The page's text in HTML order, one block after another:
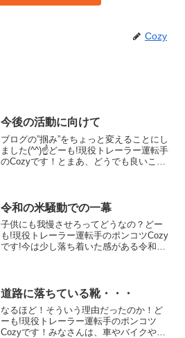
Cozy
今後の活動に向けて
ブログの”掴み”をちょっと変えることにし
ました(^^)☝どーも!現役トレーラー運転手
のCozyです！とまあ、どうでも良いこと
令和の米騒動での一幕
子供にも我慢させろってどうなの？どー
も!現役トレーラー運転手のポンコツCozy
です!今は少し落ち着いた感がある令和の
とし、そ...
道路に落ちている靴・・・
なるほど！そういう理由だったのか！ど
ーも!現役トレーラー運転手のポンコツ
Cozyです！みなさんは、車やバイクや自